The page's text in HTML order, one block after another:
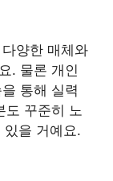
양한 매체와
. 물론 개인
통해 실력
도 꾸준히 노
있을 거예요.